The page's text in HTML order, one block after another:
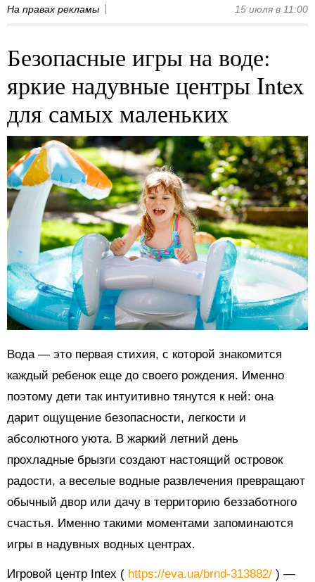
На правах рекламы 15 июля в 11:00
Безопасные игры на воде:
яркие надувные центры Intex
для самых маленьких
Вода — это первая стихия, с которой знакомится
каждый ребенок еще до своего рождения. Именно
поэтому дети так интуитивно тянутся к ней: она
дарит ощущение безопасности, легкости и
абсолютного уюта. В жаркий летний день
прохладные брызги создают настоящий островок
радости, а веселые водные развлечения превращают
обычный двор или дачу в территорию беззаботного
счастья. Именно такими моментами запоминаются
игры в надувных водных центрах.
Игровой центр Intex ( https://eva.ua/brnd-313882/ ) —